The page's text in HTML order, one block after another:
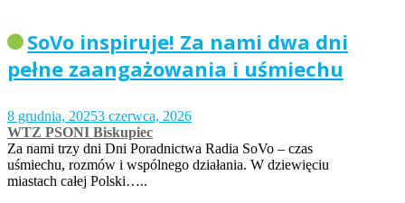
SoVo inspiruje! Za nami dwa dni
pełne zaangażowania i uśmiechu
8 grudnia, 20253 czerwca, 2026
WTZ PSONI Biskupiec
Za nami trzy dni Dni Poradnictwa Radia SoVo – czas
uśmiechu, rozmów i wspólnego działania. W dziewięciu
miastach całej Polski…..